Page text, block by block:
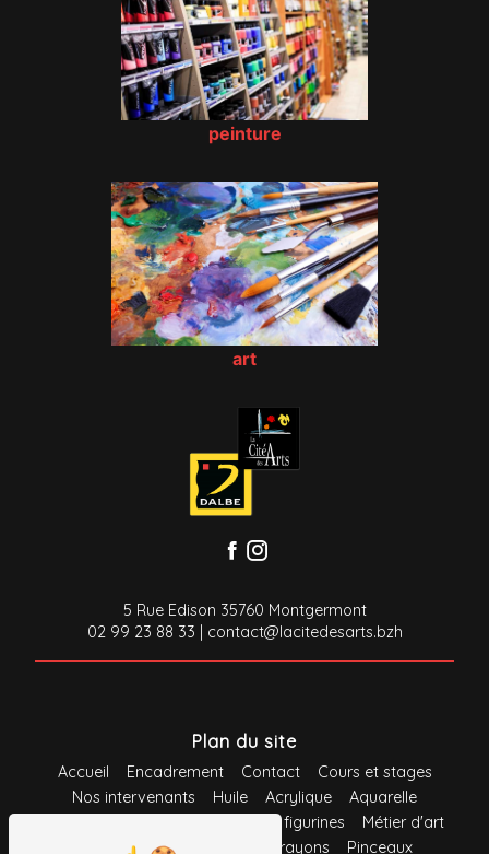
peinture
art
5 Rue Edison 35760 Montgermont
02 99 23 88 33 | contact@lacitedesarts.bzh
Plan du site
Accueil Encadrement Contact
Cours et stages
Nos intervenants
Huile Acrylique
Aquarelle
Maquette et figurines
Métier d'art
Loisirs créatifs
Crayons Pinceaux